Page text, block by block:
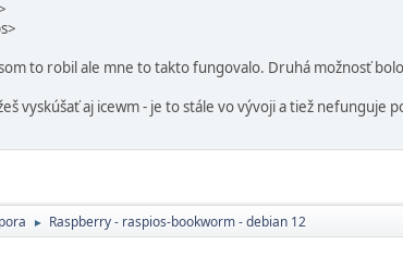
to robil ale mne to takto fungovalo. Druhá možnosť
vyskúšať aj icewm - je to stále vo vývoji a tiež nefunguje
► Raspberry - raspios-bookworm - debian 12